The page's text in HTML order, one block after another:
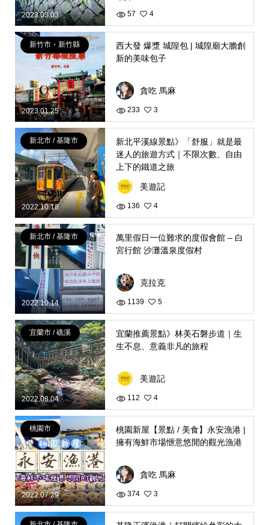
2023.03.03 57 4
2023.01.25
新竹市・新竹縣
西大發 爆漿 城隍包 | 城隍廟大膽創
新的美味包子
貪吃 馬麻
233 3
2022.10.18
新北市 / 基隆市
新北平溪線景點》「舒服」就是最
迷人的旅遊方式｜不限次數、自由
上下的鐵道之旅
美遊記
136 4
2022.10.14
新北市 / 基隆市
萬里假日一位難求的度假會館 – 白
宮行館 沙灘溫泉度假村
克拉克
1139 5
2022.08.04
宜蘭市 / 礁溪
宜蘭推薦景點》林美石磐步道｜生
生不息、意義非凡的旅程
美遊記
112 4
2022.07.29
桃園市
桃園新屋【景點 / 美食】永安漁港 |
擁有海鮮市場愜意悠閒的觀光漁港
貪吃 馬麻
374 3